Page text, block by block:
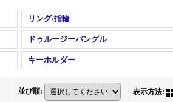
リング/指輪
ドゥルージーバングル
キーホルダー
並び順: 表示方法: